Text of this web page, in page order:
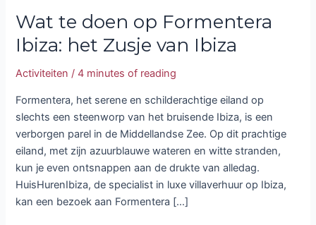
Wat te doen op Formentera
Ibiza: het Zusje van Ibiza
Activiteiten /4 minutes of reading
Formentera, het serene en schilderachtige eiland op
slechts een steenworp van het bruisende Ibiza, is een
verborgen parel in de Middellandse Zee. Op dit prachtige
eiland, met zijn azuurblauwe wateren en witte stranden,
kun je even ontsnappen aan de drukte van alledag.
HuisHurenIbiza, de specialist in luxe villaverhuur op Ibiza,
kan een bezoek aan Formentera […]